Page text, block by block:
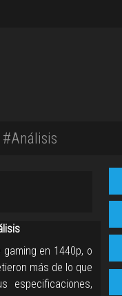
#Análisis
en 1440p, o
más de lo que
especificaciones,